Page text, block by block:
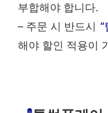
부합해야 합니다.
– 주문 시 반드시
해야 할인 적용이